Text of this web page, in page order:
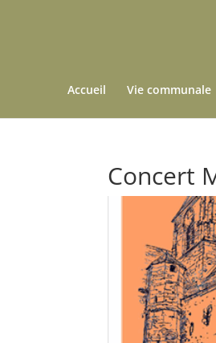
Accueil Vie communale
Concert